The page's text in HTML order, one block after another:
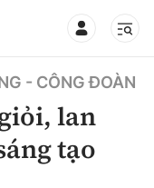
- CÔNG ĐOÀN
lan
tạo